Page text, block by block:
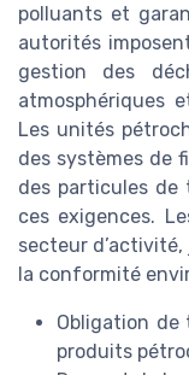
polluants et
autorités
gestion des
atmosphériques
Les unités
des systèmes de
des particules de
ces exigences.
secteur
la conformité
Obligation de
produits